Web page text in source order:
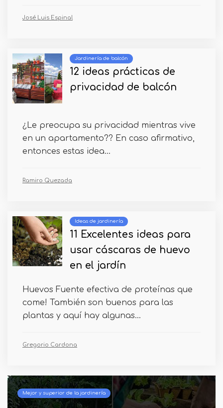
José Luis Espinal
Jardinería de balcón
12 ideas prácticas de
privacidad de balcón
¿Le preocupa su privacidad mientras vive
en un apartamento?? En caso afirmativo,
entonces estas idea...
Ramiro Quezada
Ideas de jardinería
11 Excelentes ideas para
usar cáscaras de huevo
en el jardín
Huevos Fuente efectiva de proteínas que
come! También son buenos para las
plantas y aquí hay algunas...
Gregorio Cardona
Mejor y superior de la jardinería